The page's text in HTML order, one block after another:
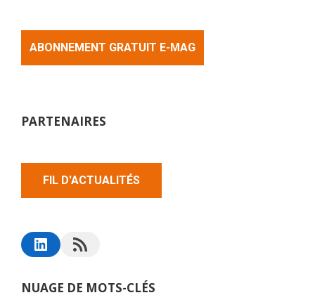
ABONNEMENT GRATUIT E-MAG
PARTENAIRES
FIL D'ACTUALITÉS
NUAGE DE MOTS-CLÉS